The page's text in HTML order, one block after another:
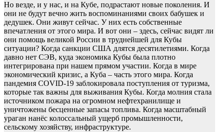
Но везде, и у нас, и на Кубе, подрастают новые поколения. И
они не будут вечно жить воспоминаниями своих бабушек и
дедушек. Они живут сейчас. У них есть собственные
впечатления от этого мира. И вот они – здесь, сейчас видят ли
они помощь великой России в труднейшей для Кубы
ситуации? Когда санкции США длятся десятилетиями. Когда
давно нет СЭВ, куда экономика Кубы была плотно
интегрирована при нашем прямом участии. Когда в мире
экономический кризис, а Куба – часть этого мира. Когда
пандемия COVID-19 заблокировала поступления от туризма,
которые так важны для выживания Кубы. Когда молния стала
источником пожара на огромном нефтехранилище и
уничтожены бесценные запасы топлива. Когда масштабный
ураган нанёс колоссальный ущерб промышленности,
сельскому хозяйству, инфраструктуре.